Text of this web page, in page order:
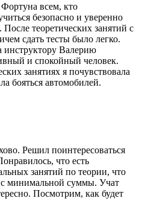
всем, кто
безопасно и уверенно
теоретических занятий с
сдать тесты было легко.
инструктору Валерию
и спокойный человек.
занятиях я почувствовала
бояться автомобилей.
Решил поинтересоваться
что есть
занятий по теории, что
минимальной суммы. Учат
Посмотрим, как будет